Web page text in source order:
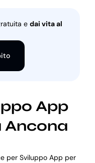
e dai vita al
App
Ancona
per Sviluppo App per